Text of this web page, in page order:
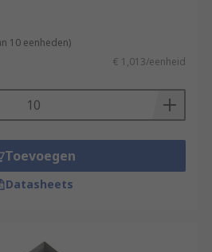
10 eenheden)
€ 1,013/eenheid
Toevoegen
Datasheets